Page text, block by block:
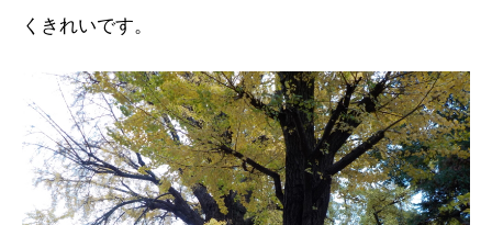
くきれいです。